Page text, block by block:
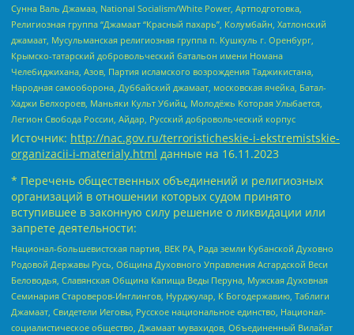
Сунна Валь Джамаа, National Socialism/White Power, Артподготовка,
Религиозная группа “Джамаат “Красный пахарь”, Колумбайн, Хатлонский
джамаат, Мусульманская религиозная группа п. Кушкуль г. Оренбург,
Крымско-татарский добровольческий батальон имени Номана
Челебиджихана, Азов, Партия исламского возрождения Таджикистана,
Народная самооборона, Дуббайский джамаат, московская ячейка, Батал-
Хаджи Белхороев, Маньяки Культ Убийц, Молодёжь Которая Улыбается,
Легион Свобода России, Айдар, Русский добровольческий корпус
Источник: http://nac.gov.ru/terroristicheskie-i-ekstremistskie-
organizacii-i-materialy.html данные на 16.11.2023
* Перечень общественных объединений и религиозных
организаций в отношении которых судом принято
вступившее в законную силу решение о ликвидации или
запрете деятельности:
Национал-большевистская партия, ВЕК РА, Рада земли Кубанской Духовно
Родовой Державы Русь, Община Духовного Управления Асгардской Веси
Беловодья, Славянская Община Капища Веды Перуна, Мужская Духовная
Семинария Староверов-Инглингов, Нурджулар, К Богодержавию, Таблиги
Джамаат, Свидетели Иеговы, Русское национальное единство, Национал-
социалистическое общество, Джамаат мувахидов, Объединенный Вилайат